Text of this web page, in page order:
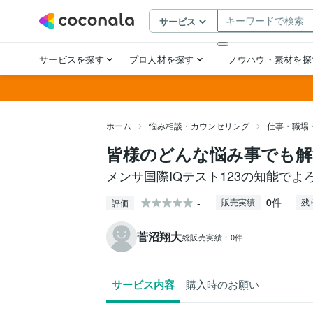
ホーム 悩み相談・カウンセリング 仕事・職場
皆様のどんな悩み事でも
メンサ国際IQテスト123の知能でよ
評価 - 販売実績 0件 残
菅沼翔大総販売実績： 0件
サービス内容 購入時のお願い